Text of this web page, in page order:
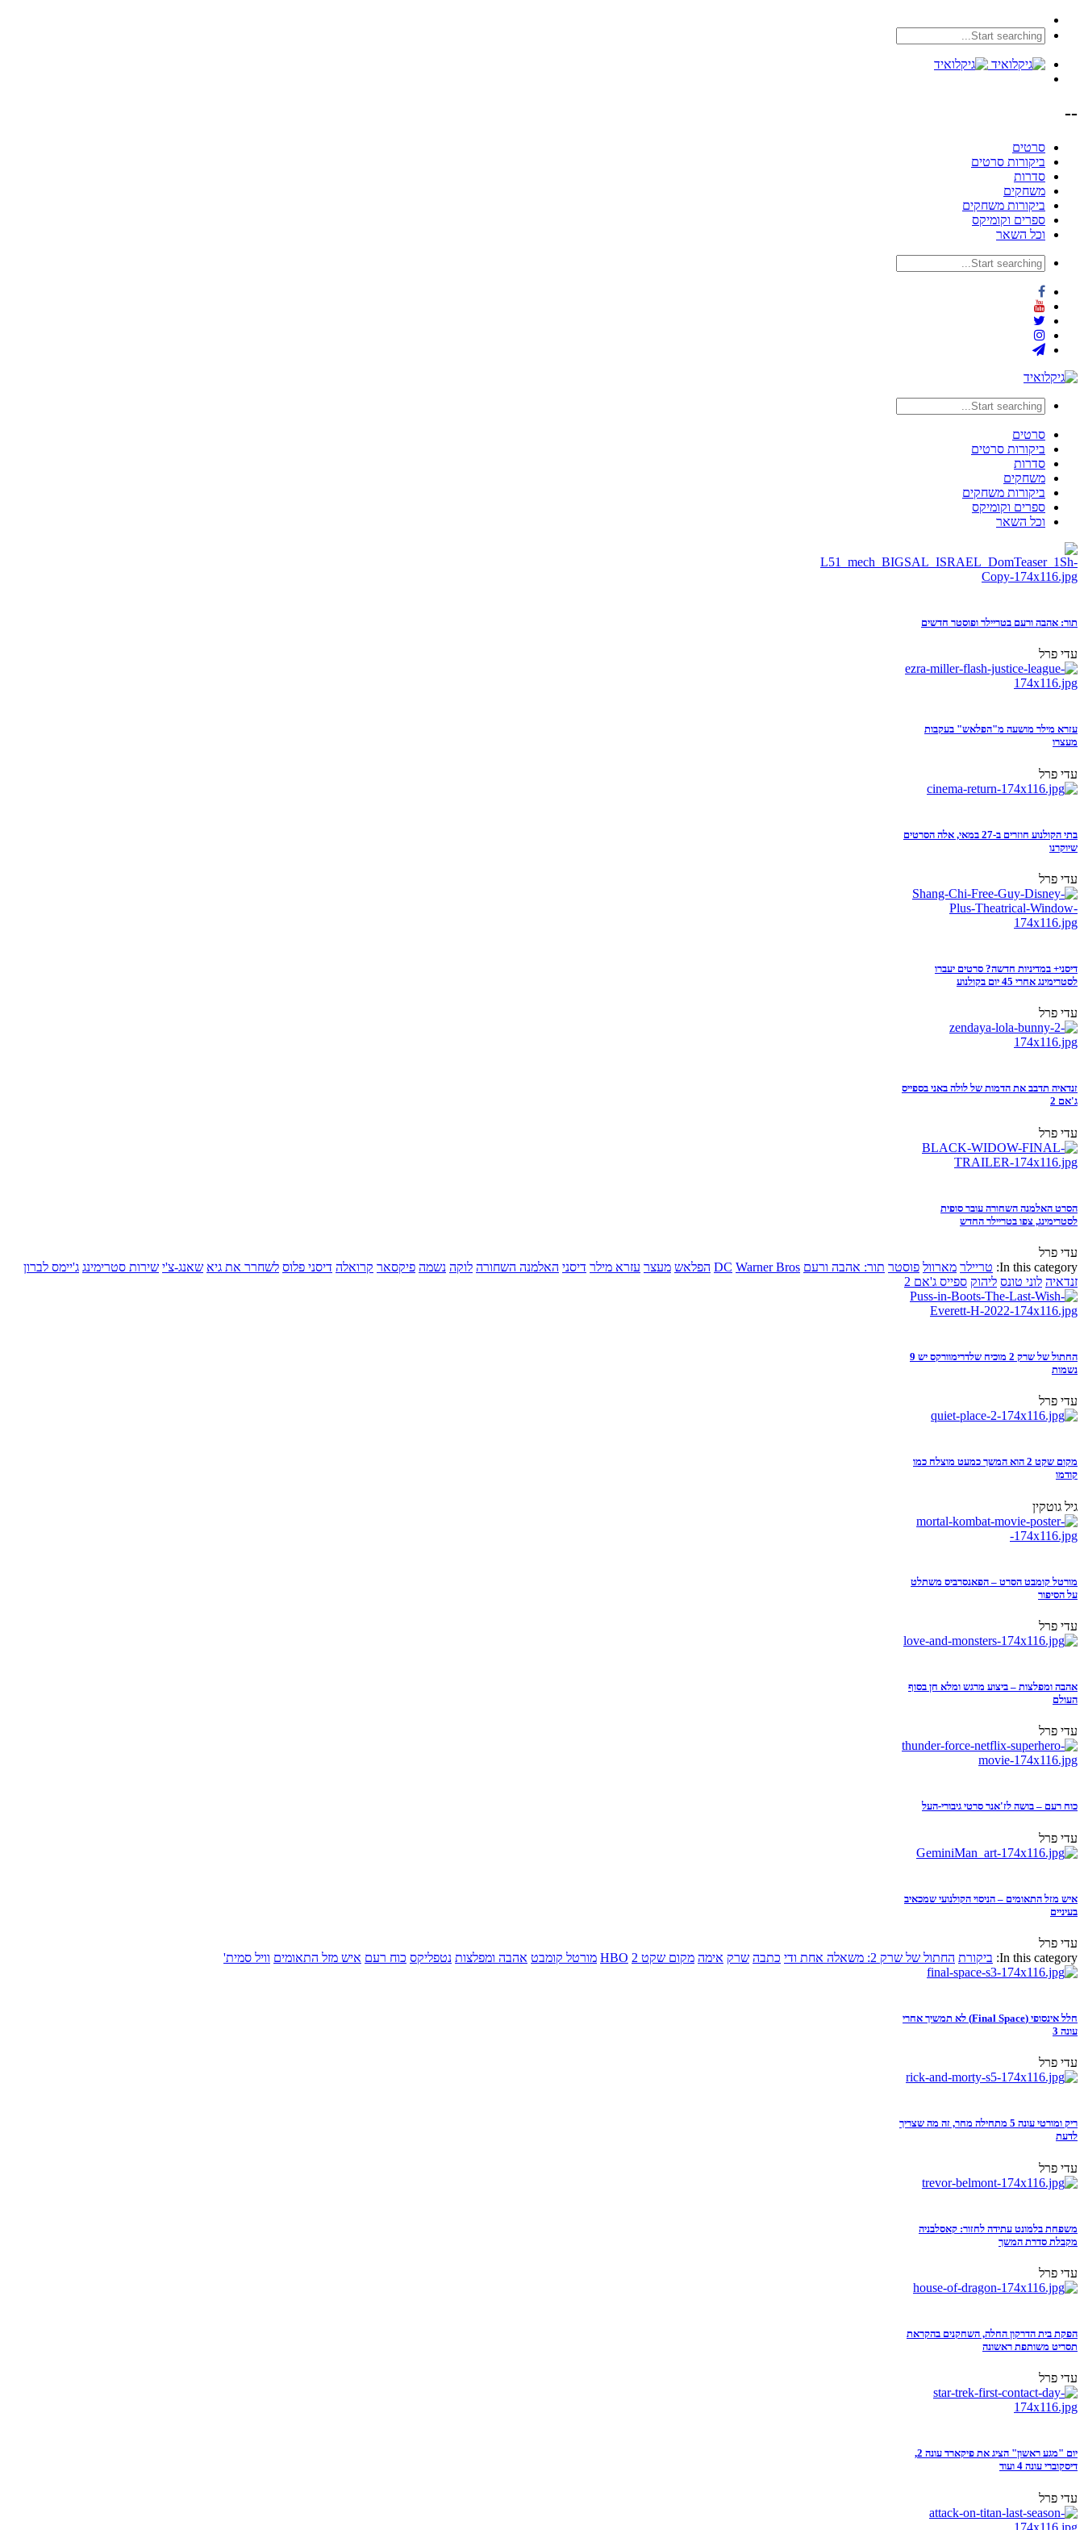
--
סרטים
ביקורות סרטים
סדרות
משחקים
ביקורות משחקים
ספרים וקומיקס
וכל השאר
סרטים
ביקורות סרטים
סדרות
משחקים
ביקורות משחקים
ספרים וקומיקס
וכל השאר
תור: אהבה ורעם בטריילר ופוסטר חדשים
עדי פרל
עזרא מילר מושעה מ"הפלאש" בעקבות
מעצרו
עדי פרל
בתי הקולנוע חוזרים ב-27 במאי, אלה הסרטים
שיוקרנו
עדי פרל
דיסני+ במדיניות חדשה? סרטים יעברו
לסטרימינג אחרי 45 יום בקולנוע
עדי פרל
זנדאיה תדבב את הדמות של לולה באני בספייס
ג'אם 2
עדי פרל
הסרט האלמנה השחורה עובר סופית
לסטרימינג, צפו בטריילר החדש
עדי פרל
In this category: טריילר מארוול פוסטר תור: אהבה ורעם DC Warner Bros הפלאש מעצר עזרא מילר דיסני האלמנה השחורה לוקה נשמה פיקסאר קרואלה דיסני פלוס לשחרר את גיא שאנג-צ'י שירות סטרימינג ג'יימס לברון
זנדאיה לוני טונס ליהוק ספייס ג'אם 2
החתול של שרק 2 מוכיח שלדרימוורקס יש 9
נשמות
עדי פרל
מקום שקט 2 הוא המשך כמעט מוצלח כמו
קודמו
גיל גוטקין
מורטל קומבט הסרט – הפאנסרביס משתלט
על הסיפור
עדי פרל
אהבה ומפלצות – ביצוע מרגש ומלא חן בסוף
העולם
עדי פרל
כוח רעם – בושה לז'אנר סרטי גיבורי-העל
עדי פרל
איש מזל התאומים – הניסוי הקולנועי שמכאיב
בעיניים
עדי פרל
In this category: ביקורת החתול של שרק 2: משאלה אחת ודי כתבה שרק אימה מקום שקט 2 HBO מורטל קומבט אהבה ומפלצות נטפליקס כוח רעם איש מזל התאומים וויל סמית'
חלל אינסופי (Final Space) לא תמשיך אחרי
עונה 3
עדי פרל
ריק ומורטי עונה 5 מתחילה מחר, זה מה שצריך
לדעת
עדי פרל
משפחת בלמונט עתידה לחזור: קאסלבניה
מקבלת סדרת המשך
עדי פרל
הפקת בית הדרקון החלה, השחקנים בהקראת
תסריט משותפת ראשונה
עדי פרל
יום "מגע ראשון" הציג את פיקארד עונה 2,
דיסקוברי עונה 4 ועוד
עדי פרל